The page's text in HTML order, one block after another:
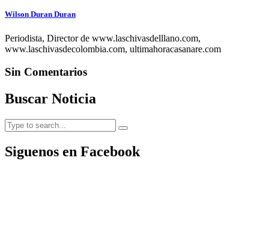
Wilson Duran Duran
Periodista, Director de www.laschivasdelllano.com,
www.laschivasdecolombia.com, ultimahoracasanare.com
Sin Comentarios
Buscar Noticia
Siguenos en Facebook